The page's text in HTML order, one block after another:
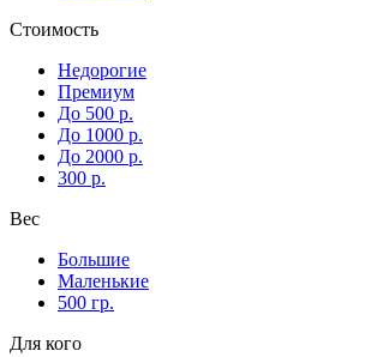
Стоимость
Недорогие
Премиум
До 500 р.
До 1000 р.
До 2000 р.
300 р.
Вес
Большие
Маленькие
500 гр.
Для кого